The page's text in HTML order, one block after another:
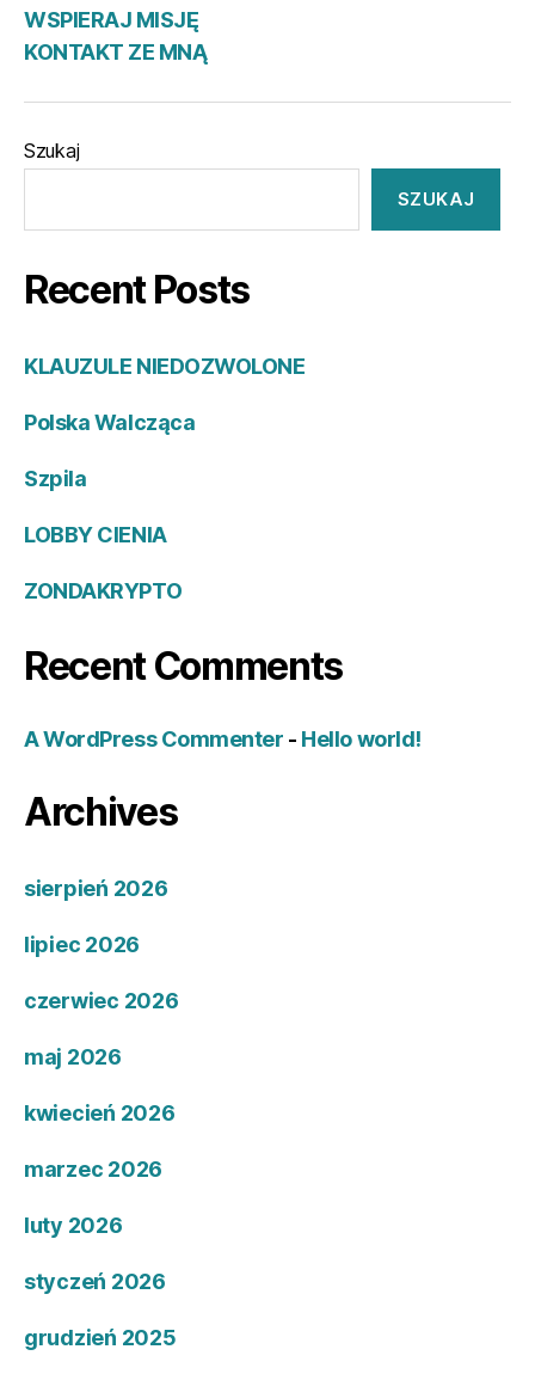
WSPIERAJ MISJĘ
KONTAKT ZE MNĄ
Szukaj
SZUKAJ
Recent Posts
KLAUZULE NIEDOZWOLONE
Polska Walcząca
Szpila
LOBBY CIENIA
ZONDAKRYPTO
Recent Comments
A WordPress Commenter - Hello world!
Archives
sierpień 2026
lipiec 2026
czerwiec 2026
maj 2026
kwiecień 2026
marzec 2026
luty 2026
styczeń 2026
grudzień 2025